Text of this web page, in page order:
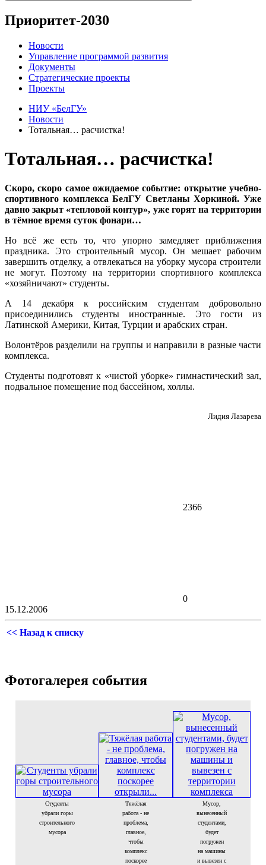
Приоритет-2030
Новости
Управление программой развития
Документы
Стратегические проекты
Проекты
НИУ «БелГУ»
Новости
Тотальная… расчистка!
Тотальная… расчистка!
Скоро, скоро самое ожидаемое событие: открытие учебно-
спортивного комплекса БелГУ Светланы Хоркиной. Уже
давно закрыт «тепловой контур», уже горят на территории
в тёмное время суток фонари…
Но всё же есть то, что упорно замедляет приближения
праздника. Это строительный мусор. Он мешает рабочим
завершить отделку, а отвлекаться на уборку мусора строители
не могут. Поэтому на территории спортивного комплекса
«хозяйничают» студенты.
А 14 декабря к российским студентам добровольно
присоединились студенты иностранные. Это гости из
Латинской Америки, Китая, Турции и арабских стран.
Волонтёров разделили на группы и направили в разные части
комплекса.
Студенты подготовят к «чистой уборке» гимнастический зал,
подвальное помещение под бассейном, холлы.
Лидия Лазарева
2366
0
15.12.2006
<< Назад к списку
Фотогалерея события
Студенты
убрали горы
строительного
мусора
Тяжёлая
работа - не
проблема,
главное,
чтобы
комплекс
поскорее
Мусор,
вынесенный
студентами,
будет
погружен
на машины
и вывезен с